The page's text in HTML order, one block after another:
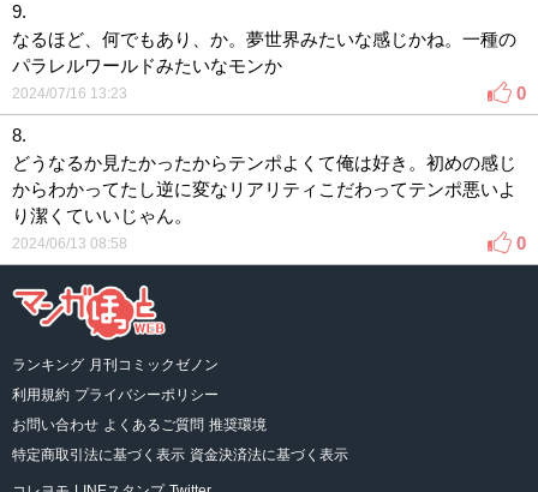
9.
なるほど、何でもあり、か。夢世界みたいな感じかね。一種の
パラレルワールドみたいなモンか
2024/07/16 13:23 0
8.
どうなるか見たかったからテンポよくて俺は好き。初めの感じ
からわかってたし逆に変なリアリティこだわってテンポ悪いよ
り潔くていいじゃん。
2024/06/13 08:58 0
ランキング 月刊コミックゼノン
利用規約 プライバシーポリシー
お問い合わせ よくあるご質問 推奨環境
特定商取引法に基づく表示 資金決済法に基づく表示